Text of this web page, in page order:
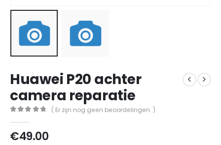
Huawei P20 achter
camera reparatie
( Er zijn nog geen beoordelingen. )
€49.00